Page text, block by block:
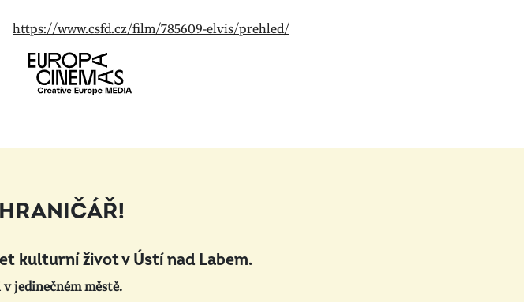
https://www.csfd.cz/film/785609-elvis/prehled/
kulturní život v Ústí nad Labem.
jedinečném městě.